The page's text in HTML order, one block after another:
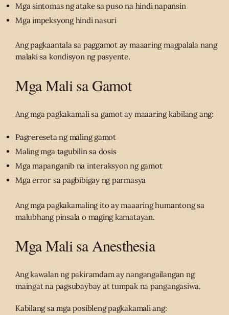
Mga sintomas ng atake sa puso na hindi napansin
Mga impeksyong hindi nasuri
Ang pagkaantala sa paggamot ay maaaring magpalala nang
malaki sa kondisyon ng pasyente.
Mga Mali sa Gamot
Ang mga pagkakamali sa gamot ay maaaring kabilang ang:
Pagrereseta ng maling gamot
Maling mga tagubilin sa dosis
Mga mapanganib na interaksyon ng gamot
Mga error sa pagbibigay ng parmasya
Ang mga pagkakamaling ito ay maaaring humantong sa
malubhang pinsala o maging kamatayan.
Mga Mali sa Anesthesia
Ang kawalan ng pakiramdam ay nangangailangan ng
maingat na pagsubaybay at tumpak na pangangasiwa.
Kabilang sa mga posibleng pagkakamali ang: